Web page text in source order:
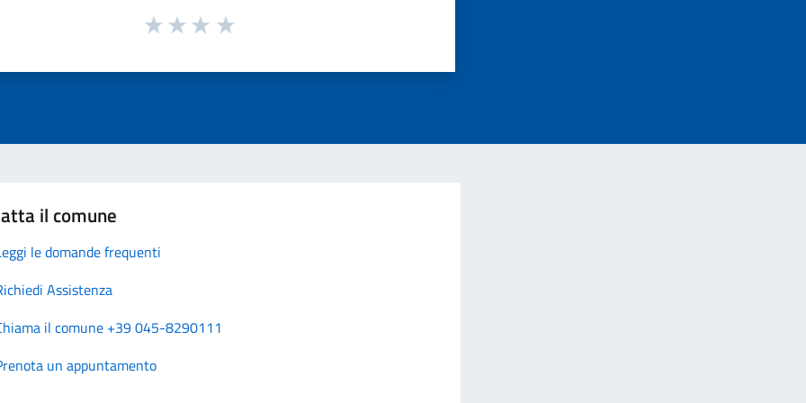
il comune
le domande frequenti
Assistenza
il comune +39 045-8290111
un appuntamento